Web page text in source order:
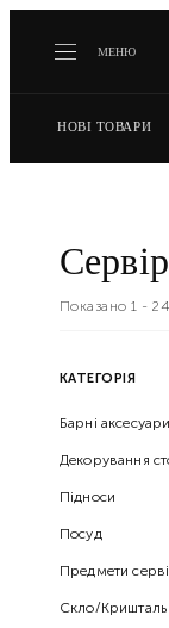
МЕНЮ
НОВІ ТОВАРИ
Показано 1 -24
КАТЕГОРІЯ
Барні аксесуари
Декорування
Підноси
Посуд
Предмети
Скло/Кришталь